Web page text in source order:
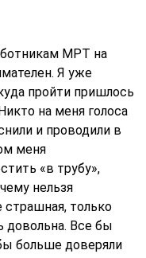
МРТ на
Я уже
пройти пришлось
на меня голоса
и проводили в
меня
«в трубу»,
нельзя
только
довольна. Все бы
больше доверяли